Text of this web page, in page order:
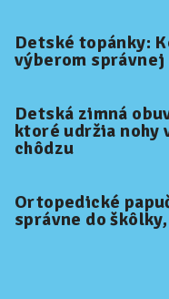
Detské topánky:
výberom
Detská zimná
ktoré udržia nohy
chôdzu
Ortopedické
správne do